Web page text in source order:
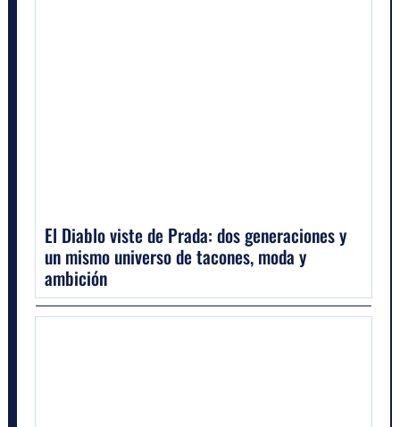
El Diablo viste de Prada: dos generaciones y
un mismo universo de tacones, moda y
ambición